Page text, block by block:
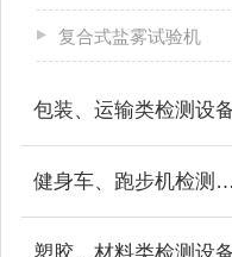
复合式盐雾试验机
包装、运输类检测设
健身车、跑步机检测设备